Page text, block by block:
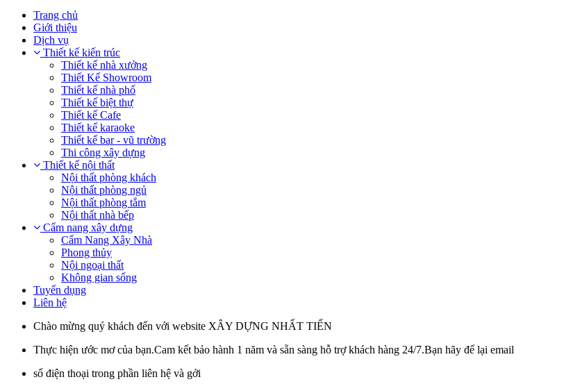
Trang chủ
Giới thiệu
Dịch vụ
Thiết kế kiến trúc
Thiết kế nhà xưởng
Thiết Kế Showroom
Thiết kế nhà phố
Thiết kế biệt thự
Thiết kế Cafe
Thiết kế karaoke
Thiết kế bar - vũ trường
Thi công xây dựng
Thiết kế nội thất
Nội thất phòng khách
Nội thất phòng ngủ
Nội thất phòng tắm
Nội thất nhà bếp
Cẩm nang xây dựng
Cẩm Nang Xây Nhà
Phong thủy
Nội ngoại thất
Không gian sống
Tuyển dụng
Liên hệ
Chào mừng quý khách đến với website XÂY DỰNG NHẤT TIẾN
Thực hiện ước mơ của bạn.Cam kết bảo hành 1 năm và sẵn sàng hỗ trợ khách hàng 24/7.Bạn hãy để lại email
số điện thoại trong phần liên hệ và gởi